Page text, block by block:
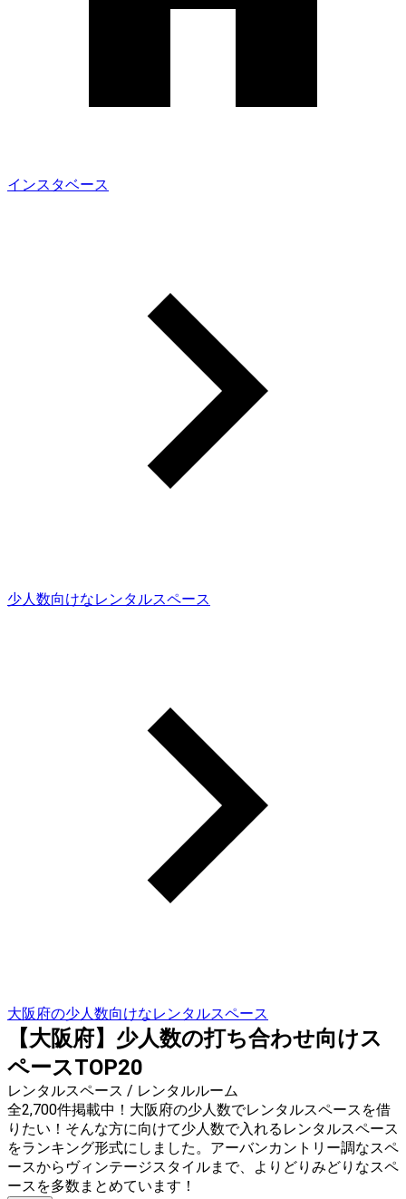
インスタベース
少人数向けなレンタルスペース
大阪府の少人数向けなレンタルスペース
【大阪府】少人数の打ち合わせ向けス
ペースTOP20
レンタルスペース / レンタルルーム
全2,700件掲載中！大阪府の少人数でレンタルスペースを借
りたい！そんな方に向けて少人数で入れるレンタルスペース
をランキング形式にしました。アーバンカントリー調なスペ
ースからヴィンテージスタイルまで、よりどりみどりなスペ
ースを多数まとめています！